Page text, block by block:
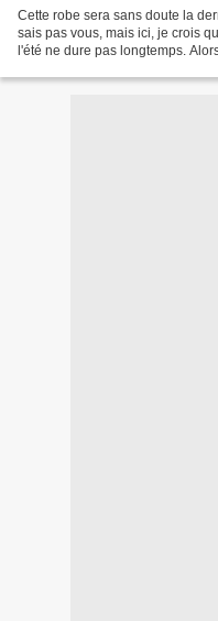
Cette robe sera sans doute la
sais pas vous, mais ici, je crois
l'été ne dure pas longtemps.